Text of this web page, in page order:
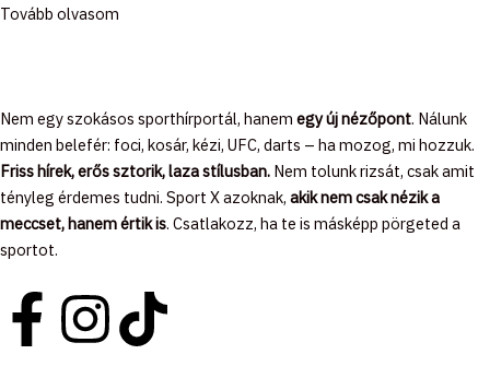
Tovább olvasom
Nem egy szokásos sporthírportál, hanem egy új nézőpont. Nálunk
minden belefér: foci, kosár, kézi, UFC, darts – ha mozog, mi hozzuk.
Friss hírek, erős sztorik, laza stílusban. Nem tolunk rizsát, csak amit
tényleg érdemes tudni. Sport X azoknak, akik nem csak nézik a
meccset, hanem értik is. Csatlakozz, ha te is másképp pörgeted a
sportot.
F I T